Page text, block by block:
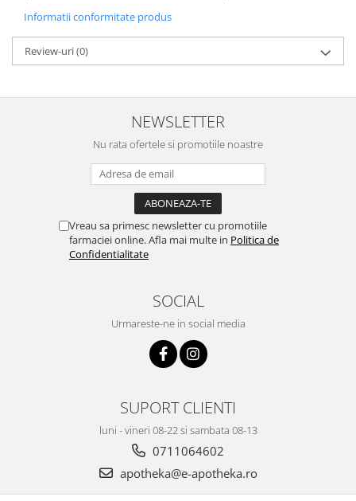
Informatii conformitate produs
Review-uri(0)
NEWSLETTER
Nu rata ofertele si promotiile noastre
Vreau sa primesc newsletter cu promotiile
farmaciei online. Afla mai multe in Politica de
Confidentialitate
SOCIAL
Urmareste-ne in social media
SUPORT CLIENTI
luni - vineri 08-22 si sambata 08-13
0711064602
apotheka@e-apotheka.ro